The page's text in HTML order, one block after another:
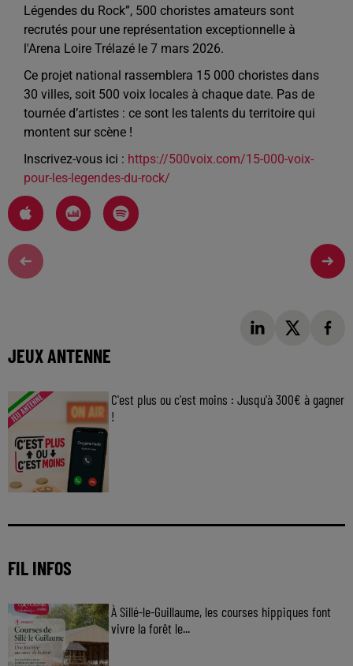
Légendes du Rock”, 500 choristes amateurs sont
recrutés pour une représentation exceptionnelle à
l'Arena Loire Trélazé le 7 mars 2026.
Ce projet national rassemblera 15 000 choristes dans
30 villes, soit 500 voix locales à chaque date. Pas de
tournée d’artistes : ce sont les talents du territoire qui
montent sur scène !
Inscrivez-vous ici : https://500voix.com/15-000-voix-
pour-les-legendes-du-rock/
JEUX ANTENNE
C'est plus ou c'est moins : Jusqu'à 300€ à gagner
!
FIL INFOS
À Sillé-le-Guillaume, les courses hippiques font
vivre la forêt le...